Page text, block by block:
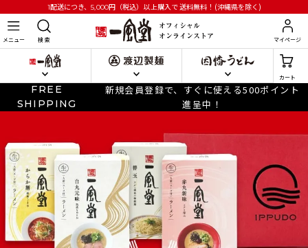
1配送につき、5,000円 （税込）以上購入で送料無料！(沖縄県を除く)
メニュー 検 索 マイページ
カート
FREE
SHIPPING
新規会員登録で、すぐに使える500ポイント
進呈中！